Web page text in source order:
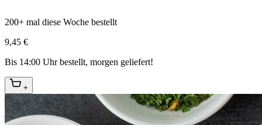
200+ mal diese Woche bestellt
9,45 €
Bis 14:00 Uhr bestellt, morgen geliefert!
+